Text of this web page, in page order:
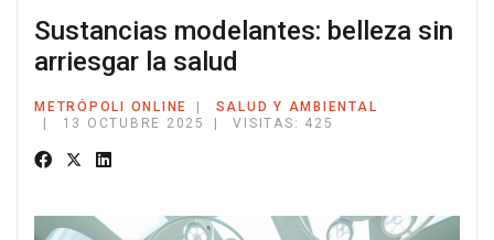
Sustancias modelantes: belleza sin
arriesgar la salud
METRÓPOLI ONLINE
SALUD Y AMBIENTAL
13 OCTUBRE 2025
VISITAS: 425